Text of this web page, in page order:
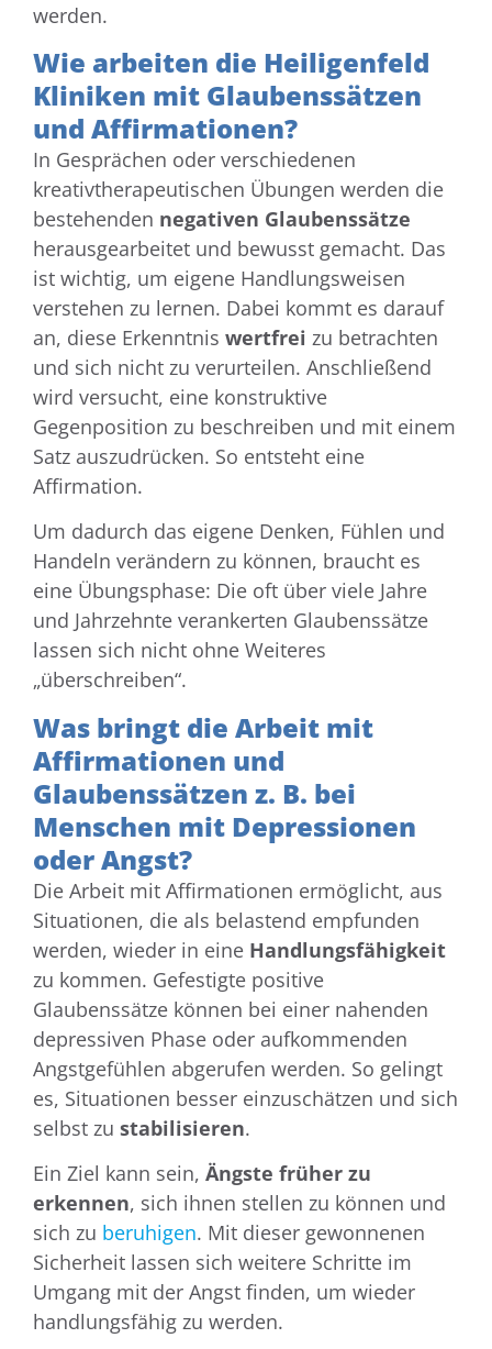
werden.
Wie arbeiten die Heiligenfeld
Kliniken mit Glaubenssätzen
und Affirmationen?
In Gesprächen oder verschiedenen
kreativtherapeutischen Übungen werden die
bestehenden negativen Glaubenssätze
herausgearbeitet und bewusst gemacht. Das
ist wichtig, um eigene Handlungsweisen
verstehen zu lernen. Dabei kommt es darauf
an, diese Erkenntnis wertfrei zu betrachten
und sich nicht zu verurteilen. Anschließend
wird versucht, eine konstruktive
Gegenposition zu beschreiben und mit einem
Satz auszudrücken. So entsteht eine
Affirmation.
Um dadurch das eigene Denken, Fühlen und
Handeln verändern zu können, braucht es
eine Übungsphase: Die oft über viele Jahre
und Jahrzehnte verankerten Glaubenssätze
lassen sich nicht ohne Weiteres
„überschreiben“.
Was bringt die Arbeit mit
Affirmationen und
Glaubenssätzen z. B. bei
Menschen mit Depressionen
oder Angst?
Die Arbeit mit Affirmationen ermöglicht, aus
Situationen, die als belastend empfunden
werden, wieder in eine Handlungsfähigkeit
zu kommen. Gefestigte positive
Glaubenssätze können bei einer nahenden
depressiven Phase oder aufkommenden
Angstgefühlen abgerufen werden. So gelingt
es, Situationen besser einzuschätzen und sich
selbst zu stabilisieren.
Ein Ziel kann sein, Ängste früher zu
erkennen, sich ihnen stellen zu können und
sich zu beruhigen. Mit dieser gewonnenen
Sicherheit lassen sich weitere Schritte im
Umgang mit der Angst finden, um wieder
handlungsfähig zu werden.